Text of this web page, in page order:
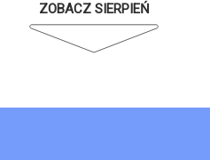
ZOBACZ SIERPIEŃ